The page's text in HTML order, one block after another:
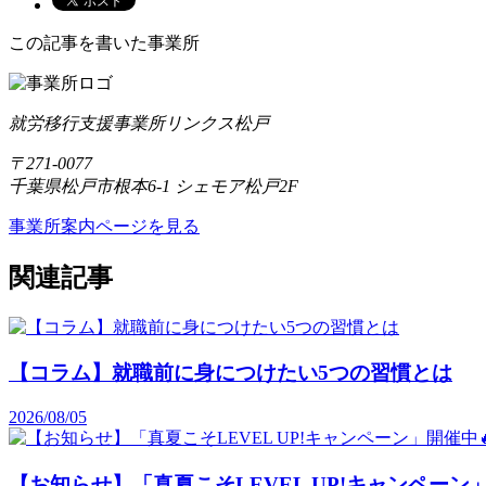
この記事を書いた事業所
就労移行支援事業所リンクス松戸
〒271-0077
千葉県松戸市根本6-1 シェモア松戸2F
事業所案内ページを見る
関連記事
【コラム】就職前に身につけたい5つの習慣とは
2026/08/05